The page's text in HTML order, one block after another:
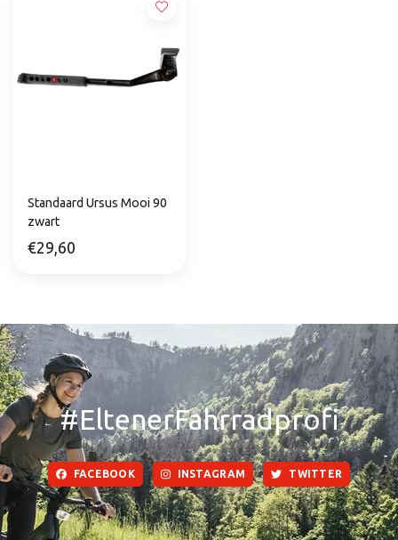
Standaard Ursus Mooi 90
zwart
€29,60
#EltenerFahrradprofi
FACEBOOK INSTAGRAM TWITTER